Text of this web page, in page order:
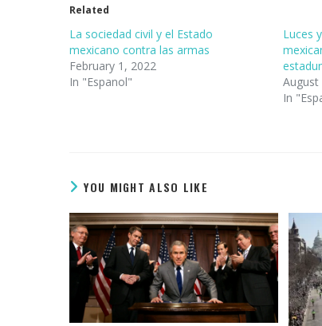
Related
La sociedad civil y el Estado
mexicano contra las armas
February 1, 2022
In "Espanol"
Luces
August
In
YOU MIGHT ALSO LIKE